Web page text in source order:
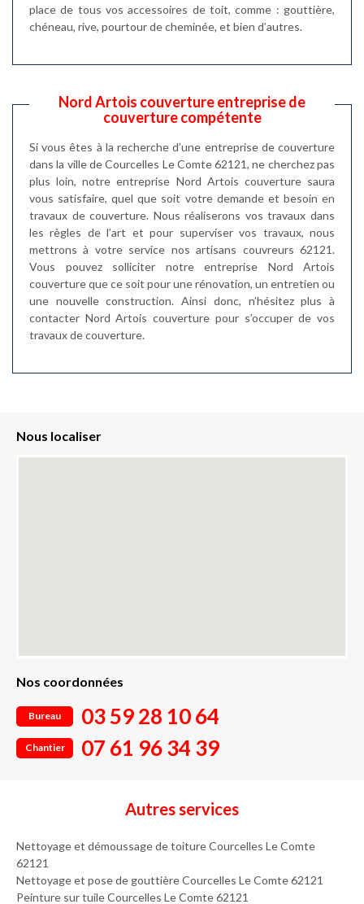
place de tous vos accessoires de toit, comme : gouttière,
chéneau, rive, pourtour de cheminée, et bien d’autres.
Nord Artois couverture entreprise de
couverture compétente
Si vous êtes à la recherche d’une entreprise de couverture
dans la ville de Courcelles Le Comte 62121, ne cherchez pas
plus loin, notre entreprise Nord Artois couverture saura
vous satisfaire, quel que soit votre demande et besoin en
travaux de couverture. Nous réaliserons vos travaux dans
les règles de l’art et pour superviser vos travaux, nous
mettrons à votre service nos artisans couvreurs 62121.
Vous pouvez solliciter notre entreprise Nord Artois
couverture que ce soit pour une rénovation, un entretien ou
une nouvelle construction. Ainsi donc, n’hésitez plus à
contacter Nord Artois couverture pour s’occuper de vos
travaux de couverture.
Nous localiser
Nos coordonnées
Bureau 03 59 28 10 64
Chantier 07 61 96 34 39
Autres services
Nettoyage et démoussage de toiture Courcelles Le Comte
62121
Nettoyage et pose de gouttière Courcelles Le Comte 62121
Peinture sur tuile Courcelles Le Comte 62121